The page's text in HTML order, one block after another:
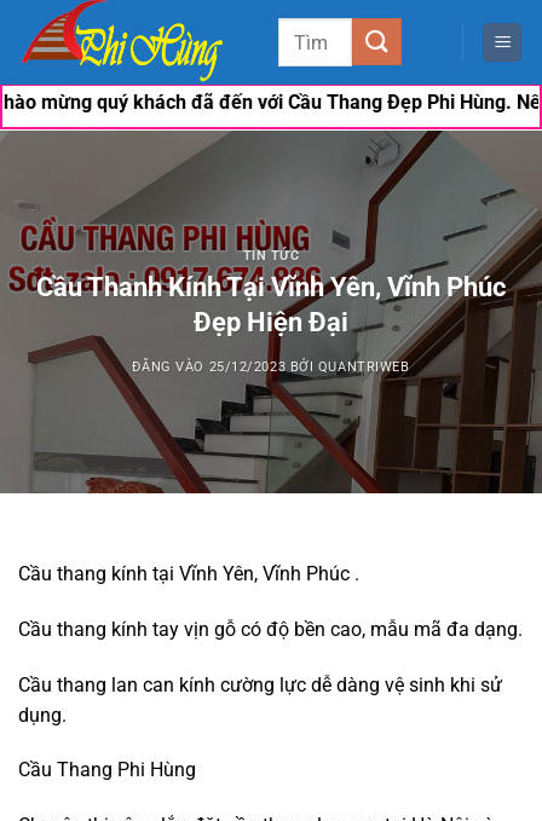
qua
dung
Tìm
với Cầu Thang Đẹp Phi Hùng. Nếu khách có nhu cầu
TIN TỨC
Cầu Thanh Kính Tại Vĩnh Yên, Vĩnh Phúc
Đẹp Hiện Đại
ĐĂNG VÀO 25/12/2023 BỞI QUANTRIWEB
Cầu thang kính tại Vĩnh Yên, Vĩnh Phúc .
Cầu thang kính tay vịn gỗ có độ bền cao, mẫu mã đa dạng.
Cầu thang lan can kính cường lực dễ dàng vệ sinh khi sử
dụng.
Cầu Thang Phi Hùng